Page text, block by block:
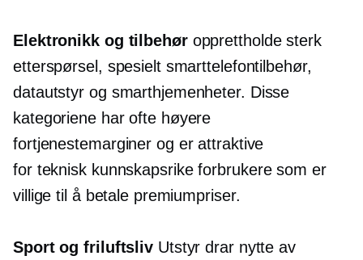
Elektronikk og tilbehøropprettholde sterk
etterspørsel, spesielt smarttelefontilbehør,
datautstyr og smarthjemenheter. Disse
kategoriene har ofte høyere
fortjenestemarginer og er attraktive
for teknisk kunnskapsrikeforbrukere som er
villige til å betale premiumpriser.
Sport og friluftsliv Utstyr drar nytte av